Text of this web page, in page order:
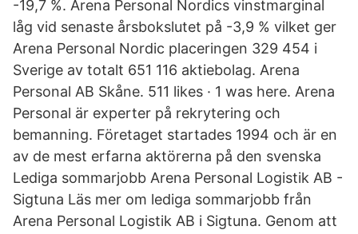
-19,7 %. Arena Personal Nordics vinstmarginal
låg vid senaste årsbokslutet på -3,9 % vilket ger
Arena Personal Nordic placeringen 329 454 i
Sverige av totalt 651 116 aktiebolag. Arena
Personal AB Skåne. 511 likes · 1 was here. Arena
Personal är experter på rekrytering och
bemanning. Företaget startades 1994 och är en
av de mest erfarna aktörerna på den svenska
Lediga sommarjobb Arena Personal Logistik AB -
Sigtuna Läs mer om lediga sommarjobb från
Arena Personal Logistik AB i Sigtuna. Genom att